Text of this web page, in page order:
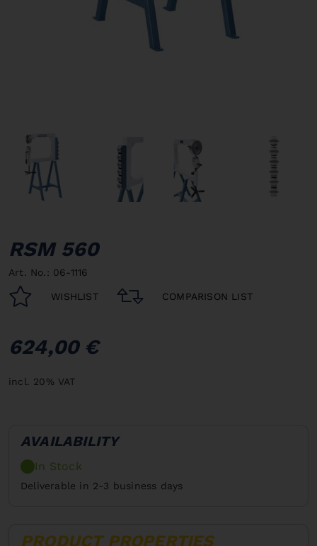
RSM 560
Art. No.: 06-1116
WISHLIST COMPARISON LIST
624,00 €
incl. 20% VAT
AVAILABILITY
In Stock
Deliverable in 2-3 business days
PRODUCT PROPERTIES